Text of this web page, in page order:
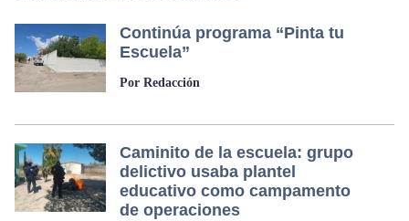
Continúa programa “Pinta tu
Escuela”
Por Redacción
Caminito de la escuela: grupo
delictivo usaba plantel
educativo como campamento
de operaciones